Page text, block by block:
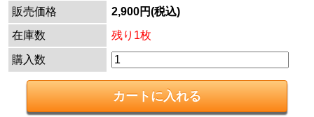
販売価格
2,900円(税込)
在庫数
残り1枚
購入数